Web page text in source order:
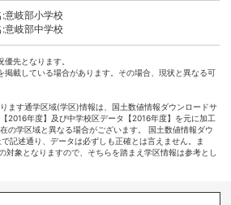
意岐部小学校
意岐部中学校
先となります。
掲載している場合があります。その場合、現状と異なる可
ます通学区域(学区)情報は、国土数値情報ダウンロードサ
2016年度】及び中学校区データ【2016年度】を元に加工
の学区域と異なる場合がございます。 国土数値情報ダウ
記述通り、データは必ずしも正確とは言えません。ま
対象となりますので、そちらを踏まえ学区情報は参考とし